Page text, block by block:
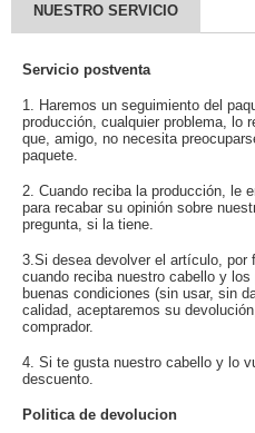
NUESTRO SERVICIO
Servicio postventa
1. Haremos un seguimiento del
producción, cualquier problema, lo
que, amigo, no necesita
paquete.
2. Cuando reciba la producción, le
para recabar su opinión sobre
pregunta, si la tiene.
3.Si desea devolver el artículo, por
cuando reciba nuestro cabello y
buenas condiciones (sin usar, sin
calidad, aceptaremos su
comprador.
4. Si te gusta nuestro cabello y lo
descuento.
Politica de devolucion